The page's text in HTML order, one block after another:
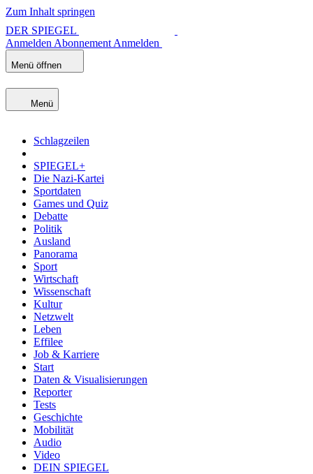
Zum Inhalt springen
DER SPIEGEL
Anmelden Abonnement Anmelden
Menü öffnen
Menü
Schlagzeilen
SPIEGEL+
Die Nazi-Kartei
Sportdaten
Games und Quiz
Debatte
Politik
Ausland
Panorama
Sport
Wirtschaft
Wissenschaft
Kultur
Netzwelt
Leben
Effilee
Job & Karriere
Start
Daten & Visualisierungen
Reporter
Tests
Geschichte
Mobilität
Audio
Video
DEIN SPIEGEL